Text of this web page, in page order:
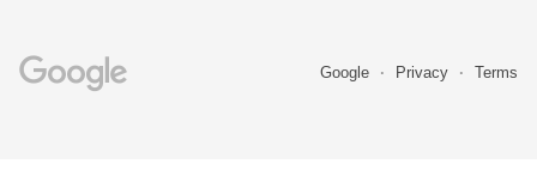
Google Privacy Terms